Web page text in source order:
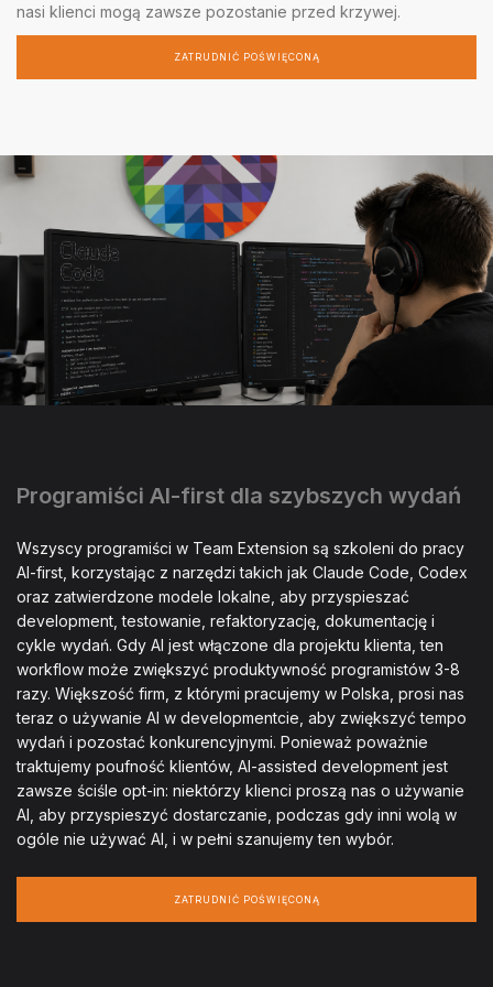
nasi klienci mogą zawsze pozostanie przed krzywej.
ZATRUDNIĆ POŚWIĘCONĄ
Programiści AI-first dla szybszych wydań
Wszyscy programiści w Team Extension są szkoleni do pracy
AI-first, korzystając z narzędzi takich jak Claude Code, Codex
oraz zatwierdzone modele lokalne, aby przyspieszać
development, testowanie, refaktoryzację, dokumentację i
cykle wydań. Gdy AI jest włączone dla projektu klienta, ten
workflow może zwiększyć produktywność programistów 3-8
razy. Większość firm, z którymi pracujemy w Polska, prosi nas
teraz o używanie AI w developmentcie, aby zwiększyć tempo
wydań i pozostać konkurencyjnymi. Ponieważ poważnie
traktujemy poufność klientów, AI-assisted development jest
zawsze ściśle opt-in: niektórzy klienci proszą nas o używanie
AI, aby przyspieszyć dostarczanie, podczas gdy inni wolą w
ogóle nie używać AI, i w pełni szanujemy ten wybór.
ZATRUDNIĆ POŚWIĘCONĄ